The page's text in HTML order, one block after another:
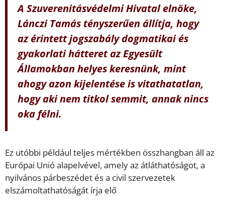
A Szuverenitásvédelmi Hivatal elnöke,
Lánczi Tamás tényszerűen állítja, hogy
az érintett jogszabály dogmatikai és
gyakorlati hátteret az Egyesült
Államokban helyes keresnünk, mint
ahogy azon kijelentése is vitathatatlan,
hogy aki nem titkol semmit, annak nincs
oka félni.
Ez utóbbi például teljes mértékben összhangban áll az
Európai Unió alapelvével, amely az átláthatóságot, a
nyilvános párbeszédet és a civil szervezetek
elszámoltathatóságát írja elő